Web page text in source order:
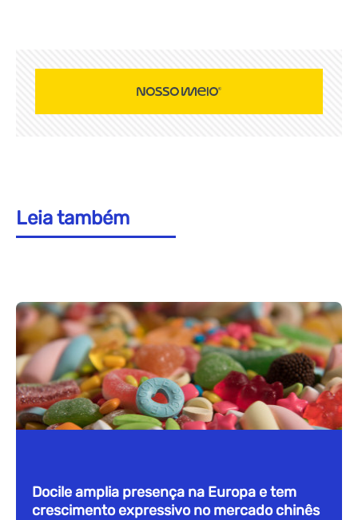
Leia também
Docile amplia presença na Europa e tem
crescimento expressivo no mercado chinês